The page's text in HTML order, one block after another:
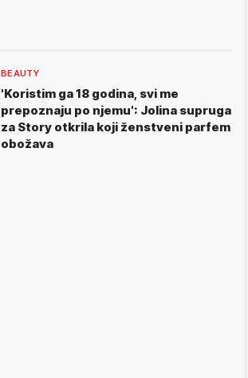
BEAUTY
'Koristim ga 18 godina, svi me
prepoznaju po njemu': Jolina supruga
za Story otkrila koji ženstveni parfem
obožava